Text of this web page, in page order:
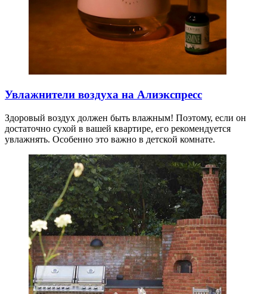
Увлажнители воздуха на Алиэкспресс
Здоровый воздух должен быть влажным! Поэтому, если он
достаточно сухой в вашей квартире, его рекомендуется
увлажнять. Особенно это важно в детской комнате.